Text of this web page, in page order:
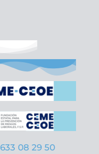
633 08 29 50